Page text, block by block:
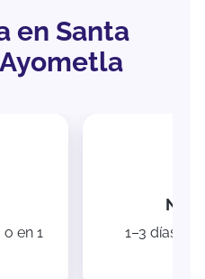
en Santa
en 1
1–3 días